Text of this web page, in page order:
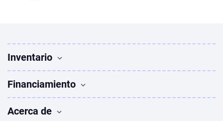
Inventario
Vehículos Usados
Buscar vehículos
Sedanes en venta
Financiamiento
Financiamiento
Acerca de